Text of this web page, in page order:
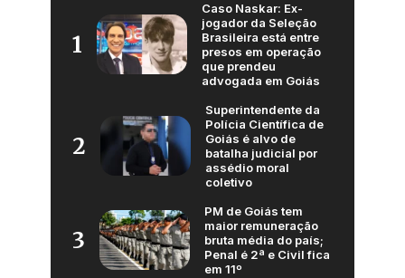
1
Caso Naskar: Ex-
jogador da Seleção
Brasileira está entre
presos em operação
que prendeu
advogada em Goiás
2
Superintendente da
Polícia Científica de
Goiás é alvo de
batalha judicial por
assédio moral
coletivo
3
PM de Goiás tem
maior remuneração
bruta média do país;
Penal é 2ª e Civil fica
em 11º